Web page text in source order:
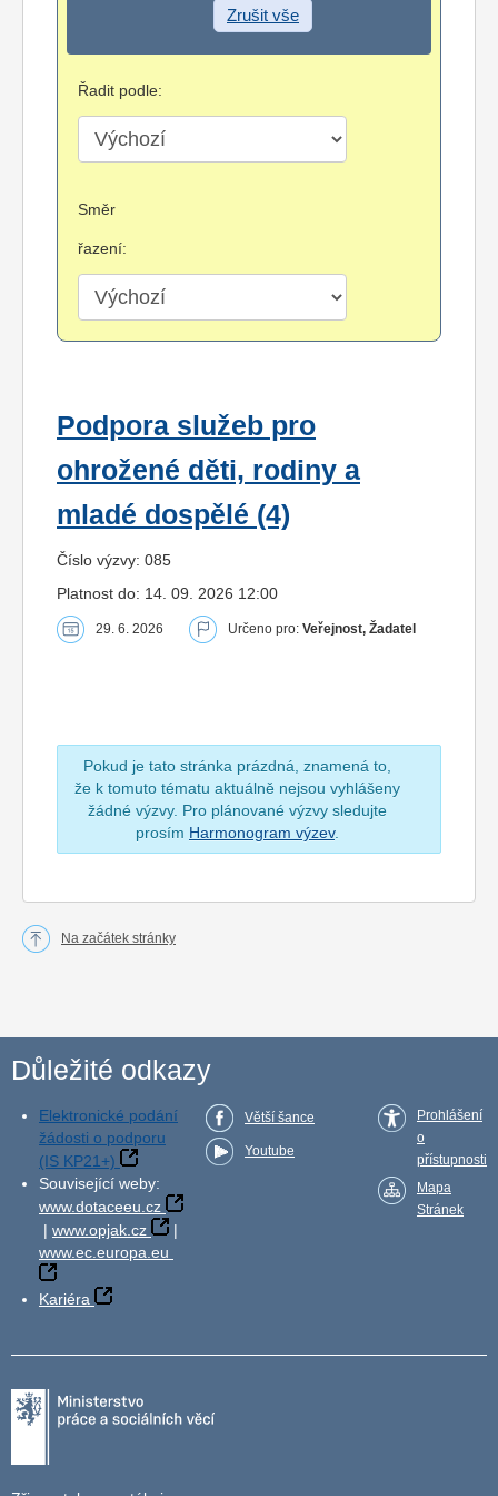
Zrušit vše
Řadit podle:
Směr
řazení:
Podpora služeb pro
ohrožené děti, rodiny a
mladé dospělé (4)
Číslo výzvy: 085
Platnost do: 14. 09. 2026 12:00
29. 6. 2026 Určeno pro: Veřejnost, Žadatel
Pokud je tato stránka prázdná, znamená to,
že k tomuto tématu aktuálně nejsou vyhlášeny
žádné výzvy. Pro plánované výzvy sledujte
prosím Harmonogram výzev.
Na začátek stránky
Důležité odkazy
Elektronické podání
žádosti o podporu
(IS KP21+)
Související weby:
www.dotaceeu.cz
| www.opjak.cz
|
www.ec.europa.eu
Kariéra
Větší šance
Youtube
Prohlášení
o
přístupnosti
Mapa
Stránek